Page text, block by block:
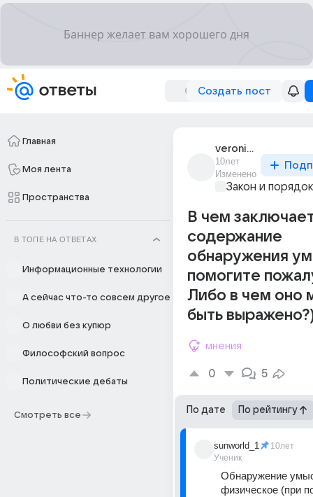
Создать пост
Главная
Моя лента
Пространства
В ТОПЕ НА ОТВЕТАХ
Информационные технологии
А сейчас что-то совсем другое
О любви без купюр
Философский вопрос
Политические дебаты
Смотреть все
veronika_14597
10лет
Изменено
Закон и порядок
В чем
содержание
обнаружения
помогите
Либо в чем оно
быть
мнения
0 5
По дате По рейтингу
sunworld_1
Ученик
10лет
Обнаружение
физическое (при